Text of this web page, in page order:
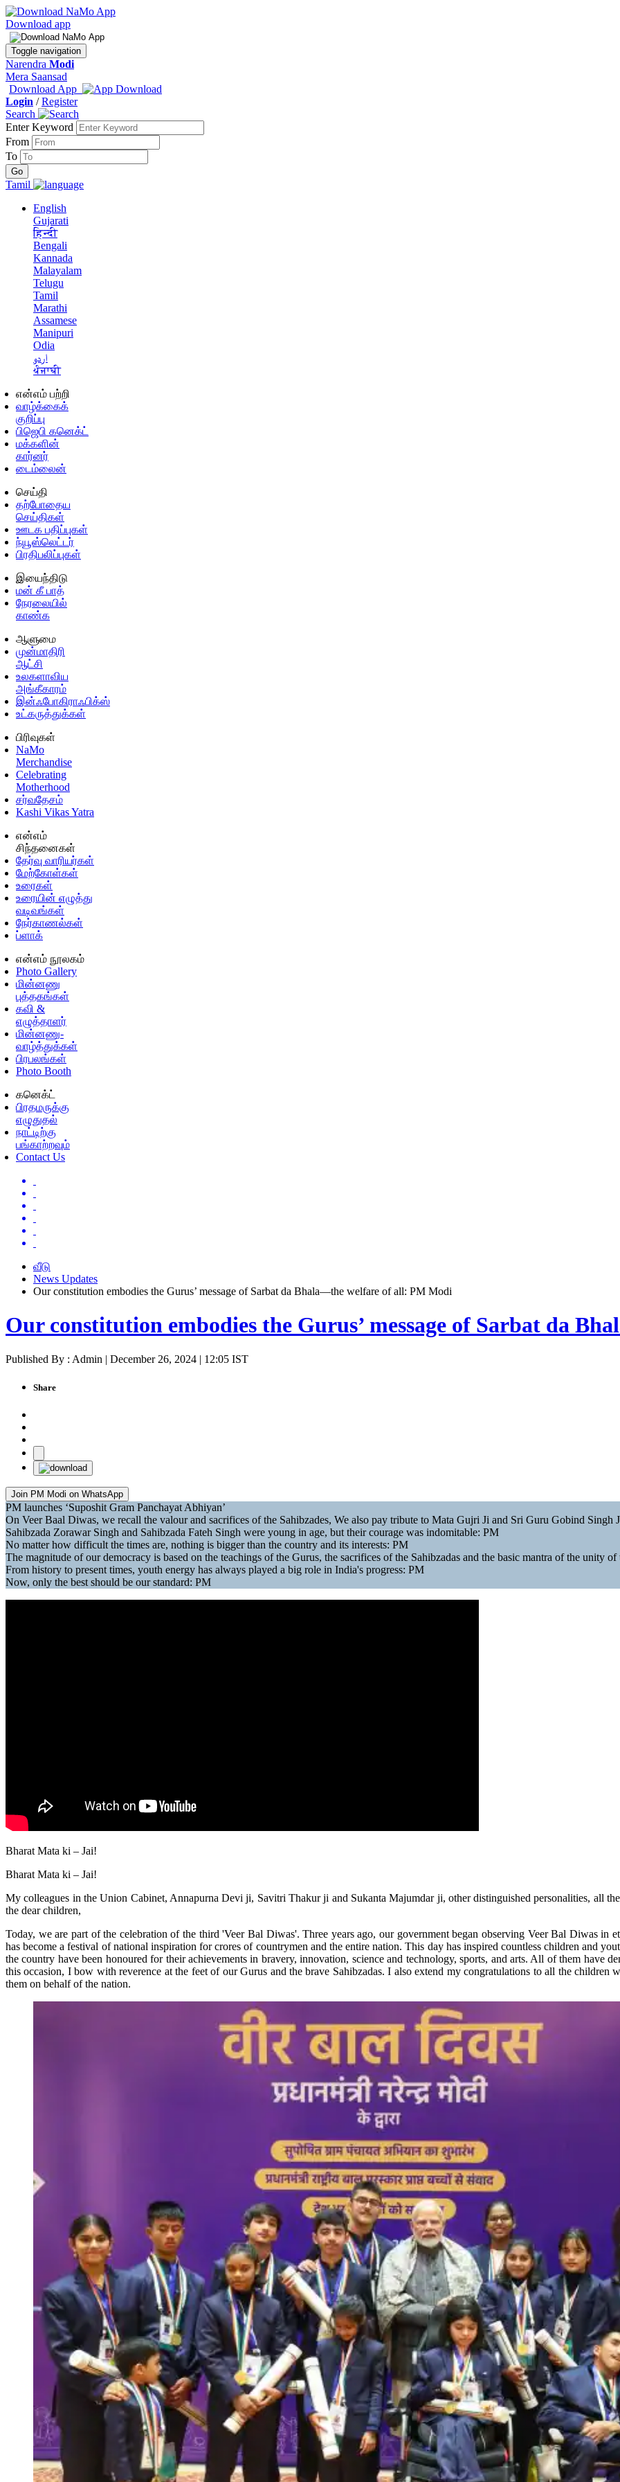
Download app
Toggle navigation
Narendra Modi
Mera Saansad
Download App
Login /Register
Search
Enter Keyword
From
To
Tamil
English
Gujarati
हिन्दी
Bengali
Kannada
Malayalam
Telugu
Tamil
Marathi
Assamese
Manipuri
Odia
اردو
ਪੰਜਾਬੀ
என்எம் பற்றி
வாழ்க்கைக்
குறிப்பு
பிஜெபி கனெக்ட்
மக்களின்
கார்னர்
டைம்லைன்
செய்தி
தற்போதைய
செய்திகள்
ஊடக பதிப்புகள்
ந்யூஸ்லெட்டர்
பிரதிபலிப்புகள்
இயைந்திடு
மன் கீ பாத்
நேரலையில்
காண்க
ஆளுமை
முன்மாதிரி
ஆட்சி
உலகளாவிய
அங்கீகாரம்
இன்ஃபோகிராஃபிக்ஸ்
உட்கருத்துக்கள்
பிரிவுகள்
NaMo
Merchandise
Celebrating
Motherhood
சர்வதேசம்
Kashi Vikas Yatra
என்எம்
சிந்தனைகள்
தேர்வு வாரியர்கள்
மேற்கோள்கள்
உரைகள்
உரையின் எழுத்து
வடிவங்கள்
நேர்காணல்கள்
ப்ளாக்
என்எம் நூலகம்
Photo Gallery
மின்னணு
புத்தகங்கள்
கவி &
எழுத்தாளர்
மின்னணு-
வாழ்த்துக்கள்
பிரபலங்கள்
Photo Booth
கனெக்ட்
பிரதமருக்கு
எழுதுதல்
நாட்டிற்கு
பங்காற்றவும்
Contact Us
வீடு
News Updates
Our constitution embodies the Gurus’ message of Sarbat da Bhala—the welfare of all: PM Modi
Our constitution embodies the Gurus’ message of Sarbat da
Published By : Admin | December 26, 2024 | 12:05 IST
Share
Join PM Modi on WhatsApp
PM launches ‘Suposhit Gram Panchayat Abhiyan’
On Veer Baal Diwas, we recall the valour and sacrifices of the Sahibzades, We also pay tribute to Mata Gujri Ji and Sri Guru Gobind Singh
Sahibzada Zorawar Singh and Sahibzada Fateh Singh were young in age, but their courage was indomitable: PM
No matter how difficult the times are, nothing is bigger than the country and its interests: PM
The magnitude of our democracy is based on the teachings of the Gurus, the sacrifices of the Sahibzadas and the basic mantra of the unity
From history to present times, youth energy has always played a big role in India's progress: PM
Now, only the best should be our standard: PM
Bharat Mata ki – Jai!
Bharat Mata ki – Jai!
My colleagues in the Union Cabinet, Annapurna Devi ji, Savitri Thakur ji and Sukanta Majumdar ji, other distinguished personalities, all
the dear children,
Today, we are part of the celebration of the third 'Veer Bal Diwas'. Three years ago, our government began observing Veer Bal Diwas in
has become a festival of national inspiration for crores of countrymen and the entire nation. This day has inspired countless children and
the country have been honoured for their achievements in bravery, innovation, science and technology, sports, and arts. All of them have
this occasion, I bow with reverence at the feet of our Gurus and the brave Sahibzadas. I also extend my congratulations to all the
them on behalf of the nation.